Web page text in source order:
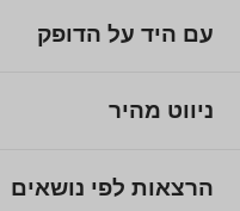
עם היד על הדופק
ניווט מהיר
הרצאות לפי נושאים